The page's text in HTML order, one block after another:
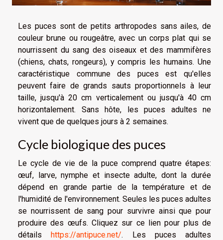
Les puces sont de petits arthropodes sans ailes, de
couleur brune ou rougeâtre, avec un corps plat qui se
nourrissent du sang des oiseaux et des mammifères
(chiens, chats, rongeurs), y compris les humains. Une
caractéristique commune des puces est qu'elles
peuvent faire de grands sauts proportionnels à leur
taille, jusqu'à 20 cm verticalement ou jusqu'à 40 cm
horizontalement. Sans hôte, les puces adultes ne
vivent que de quelques jours à 2 semaines.
Cycle biologique des puces
Le cycle de vie de la puce comprend quatre étapes:
œuf, larve, nymphe et insecte adulte, dont la durée
dépend en grande partie de la température et de
l'humidité de l'environnement. Seules les puces adultes
se nourrissent de sang pour survivre ainsi que pour
produire des œufs. Cliquez sur ce lien pour plus de
détails https://antipuce.net/. Les puces adultes